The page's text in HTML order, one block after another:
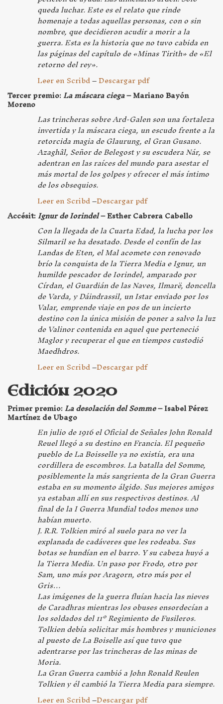
queda luchar. Este es el relato que rinde
homenaje a todas aquellas personas, con o sin
nombre, que decidieron acudir a morir a la
guerra. Esta es la historia que no tuvo cabida en
las páginas del capítulo de «Minas Tirith» de «El
retorno del rey».
Leer en Scribd–Descargar pdf
Tercer premio:La máscara ciega– Mariano Bayón
Moreno
Las trincheras sobre Ard-Galen son una fortaleza
invertida y la máscara ciega, un escudo frente a la
retorcida magia de Glaurung, el Gran Gusano.
Azaghâl, Señor de Belegost y su escudera Nár, se
adentran en las raíces del mundo para asestar el
más mortal de los golpes y ofrecer el más íntimo
de los obsequios.
Leer en Scribd–Descargar pdf
Accésit:Ignur de Iorindel– Esther Cabrera Cabello
Con la llegada de la Cuarta Edad, la lucha por los
Silmaril se ha desatado. Desde el confín de las
Landas de Eten, el Mal acomete con renovado
brío la conquista de la Tierra Media e Ignur, un
humilde pescador de Iorindel, amparado por
Círdan, el Guardián de las Naves, Ilmarë, doncella
de Varda, y Dáindrassil, un Istar enviado por los
Valar, emprende viaje en pos de un incierto
destino con la única misión de poner a salvo la luz
de Valinor contenida en aquel que perteneció
Maglor y recuperar el que en tiempos custodió
Maedhdros.
Leer en Scribd–Descargar pdf
Edición 2020
Primer premio:La desolación del Somme– Isabel Pérez
Martínez de Ubago
En julio de 1916 el Oficial de Señales John Ronald
Reuel llegó a su destino en Francia. El pequeño
pueblo de La Boisselle ya no existía, era una
cordillera de escombros. La batalla del Somme,
posiblemente la más sangrienta de la Gran Guerra
estaba en su momento álgido. Sus mejores amigos
ya estaban allí en sus respectivos destinos. Al
final de la I Guerra Mundial todos menos uno
habían muerto.
J. R.R. Tolkien miró al suelo para no ver la
explanada de cadáveres que les rodeaba. Sus
botas se hundían en el barro. Y su cabeza huyó a
la Tierra Media. Un paso por Frodo, otro por
Sam, uno más por Aragorn, otro más por el
Gris…
Las imágenes de la guerra fluían hacia las nieves
de Caradhras mientras los obuses ensordecían a
los soldados del 11º Regimiento de Fusileros.
Tolkien debía solicitar más hombres y municiones
al puesto de La Boiselle así que tuvo que
adentrarse por las trincheras de las minas de
Moria.
La Gran Guerra cambió a John Ronald Reulen
Tolkien y él cambió la Tierra Media para siempre.
Leer en Scribd–Descargar pdf